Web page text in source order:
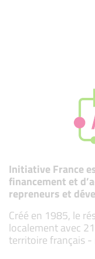
Initiative France
financement et
repreneurs et
Créé en 1985, le
localement avec
territoire français